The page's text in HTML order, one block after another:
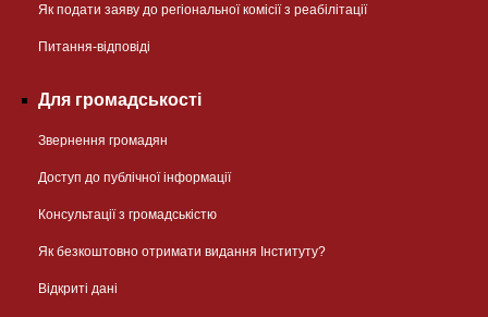
Як подати заяву до регіональної комісії з реабілітації
Питання-відповіді
Для громадськості
Звернення громадян
Доступ до публічної інформації
Консультації з громадськістю
Як безкоштовно отримати видання Інституту?
Відкриті дані